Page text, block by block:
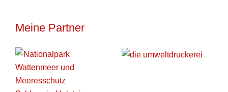
Meine Partner